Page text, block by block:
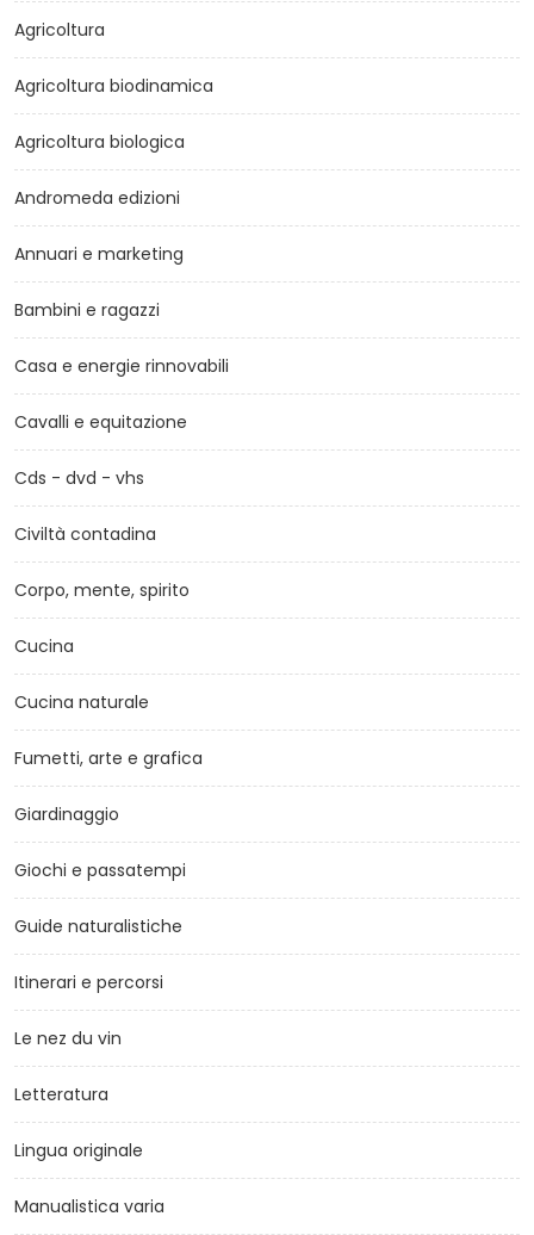
Agricoltura
Agricoltura biodinamica
Agricoltura biologica
Andromeda edizioni
Annuari e marketing
Bambini e ragazzi
Casa e energie rinnovabili
Cavalli e equitazione
Cds - dvd - vhs
Civiltà contadina
Corpo, mente, spirito
Cucina
Cucina naturale
Fumetti, arte e grafica
Giardinaggio
Giochi e passatempi
Guide naturalistiche
Itinerari e percorsi
Le nez du vin
Letteratura
Lingua originale
Manualistica varia